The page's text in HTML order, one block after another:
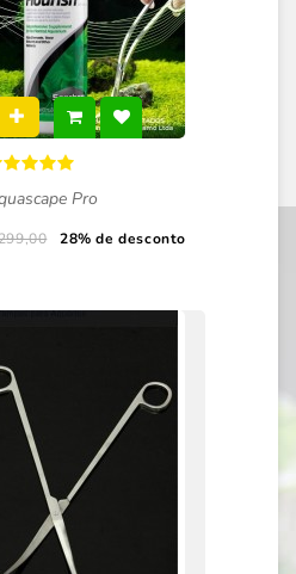
Pro
28% de desconto